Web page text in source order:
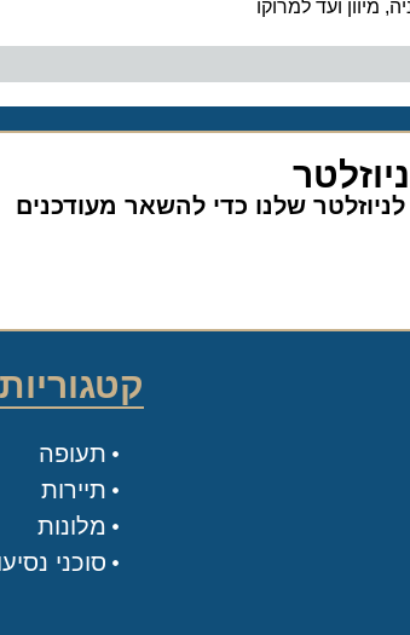
ועד למרוקו
שלנו כדי להשאר מעודכנים
קטגוריות
תעופה
תיירות
מלונות
סוכני נסיעות